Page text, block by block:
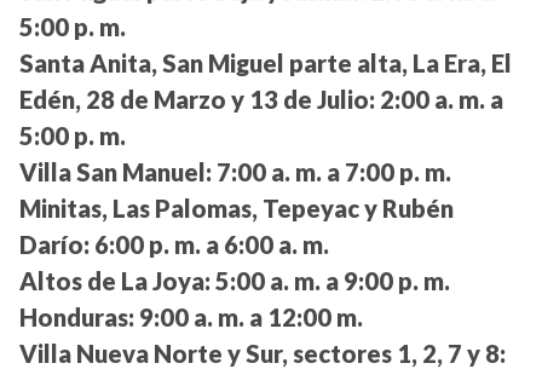
5:00 p. m.
Santa Anita, San Miguel parte alta, La Era, El
Edén, 28 de Marzo y 13 de Julio: 2:00 a. m. a
5:00 p. m.
Villa San Manuel: 7:00 a. m. a 7:00 p. m.
Minitas, Las Palomas, Tepeyac y Rubén
Darío: 6:00 p. m. a 6:00 a. m.
Altos de La Joya: 5:00 a. m. a 9:00 p. m.
Honduras: 9:00 a. m. a 12:00 m.
Villa Nueva Norte y Sur, sectores 1, 2, 7 y 8: